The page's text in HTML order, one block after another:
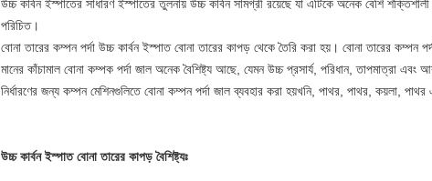
উচ্চ কার্বন ইস্পাতের সাধারণ ইস্পাতের তুলনায় উচ্চ কার্বন সামগ্রী রয়েছে যা এটিকে অনেক বেশি
পরিচিত।
বোনা তারের কম্পন পর্দা উচ্চ কার্বন ইস্পাত বোনা তারের কাপড় থেকে তৈরি করা হয়। বোনা তারের কম্পন
মানের কাঁচামাল বোনা কম্পক পর্দা জাল অনেক বৈশিষ্ট্য আছে, যেমন উচ্চ প্রসার্য, পরিধান, তাপমাত্রা এবং
নির্ধারণের জন্য কম্পন মেশিনগুলিতে বোনা কম্পন পর্দা জাল ব্যবহার করা হয়খনি, পাথর, পাথর, কয়লা,
উচ্চ কার্বন ইস্পাত বোনা তারের কাপড় বৈশিষ্ট্যঃ